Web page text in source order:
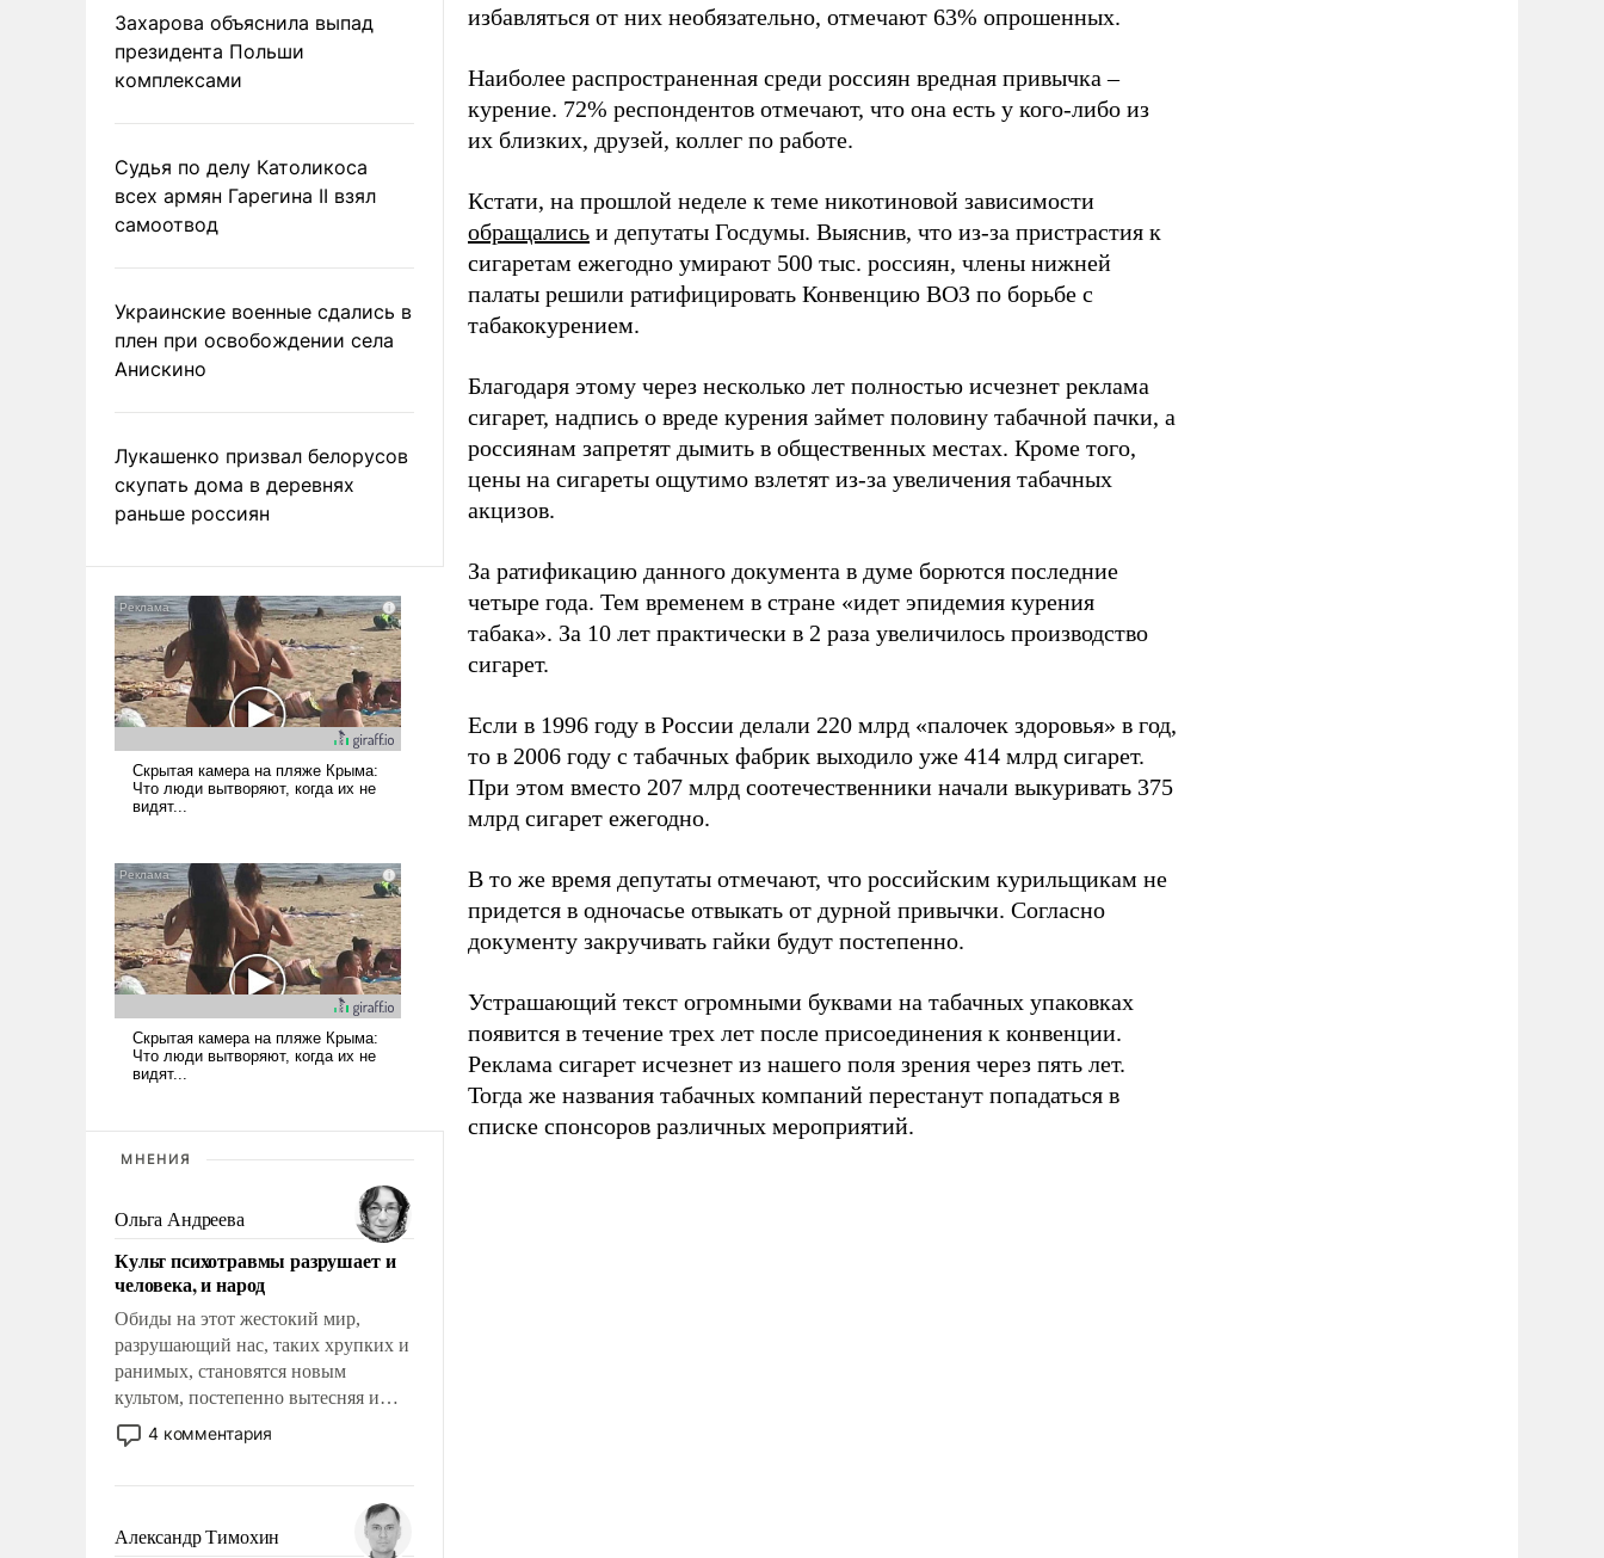
Захарова объяснила выпад
президента Польши
комплексами
Судья по делу Католикоса
всех армян Гарегина II взял
самоотвод
Украинские военные сдались в
плен при освобождении села
Анискино
Лукашенко призвал белорусов
скупать дома в деревнях
раньше россиян
МНЕНИЯ
Ольга Андреева
Культ психотравмы разрушает и
человека, и народ
Обиды на этот жестокий мир,
разрушающий нас, таких хрупких и
ранимых, становятся новым
культом, постепенно вытесняя и
отменяя традиционное требование к
человеку – быть мужественным и
на себя ответственность, помогать
слабым, идти вперед и
4 комментария
Александр Тимохин
избавляться от них необязательно, отмечают 63% опрошенных.
Наиболее распространенная среди россиян вредная привычка –
курение. 72% респондентов отмечают, что она есть у кого-либо из
их близких, друзей, коллег по работе.
Кстати, на прошлой неделе к теме никотиновой зависимости
обращались и депутаты Госдумы. Выяснив, что из-за пристрастия к
сигаретам ежегодно умирают 500 тыс. россиян, члены нижней
палаты решили ратифицировать Конвенцию ВОЗ по борьбе с
табакокурением.
Благодаря этому через несколько лет полностью исчезнет реклама
сигарет, надпись о вреде курения займет половину табачной пачки, а
россиянам запретят дымить в общественных местах. Кроме того,
цены на сигареты ощутимо взлетят из-за увеличения табачных
акцизов.
За ратификацию данного документа в думе борются последние
четыре года. Тем временем в стране «идет эпидемия курения
табака». За 10 лет практически в 2 раза увеличилось производство
сигарет.
Если в 1996 году в России делали 220 млрд «палочек здоровья» в год,
то в 2006 году с табачных фабрик выходило уже 414 млрд сигарет.
При этом вместо 207 млрд соотечественники начали выкуривать 375
млрд сигарет ежегодно.
В то же время депутаты отмечают, что российским курильщикам не
придется в одночасье отвыкать от дурной привычки. Согласно
документу закручивать гайки будут постепенно.
Устрашающий текст огромными буквами на табачных упаковках
появится в течение трех лет после присоединения к конвенции.
Реклама сигарет исчезнет из нашего поля зрения через пять лет.
Тогда же названия табачных компаний перестанут попадаться в
списке спонсоров различных мероприятий.